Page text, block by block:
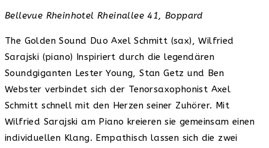
Bellevue Rheinhotel Rheinallee 41, Boppard
The Golden Sound Duo Axel Schmitt (sax), Wilfried
Sarajski (piano) Inspiriert durch die legendären
Soundgiganten Lester Young, Stan Getz und Ben
Webster verbindet sich der Tenorsaxophonist Axel
Schmitt schnell mit den Herzen seiner Zuhörer. Mit
Wilfried Sarajski am Piano kreieren sie gemeinsam einen
individuellen Klang. Empathisch lassen sich die zwei